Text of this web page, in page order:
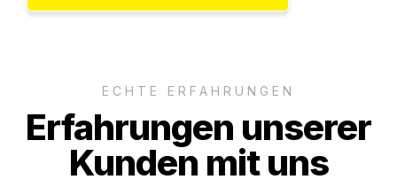
ECHTE ERFAHRUNGEN
Erfahrungen unserer
Kunden mit uns